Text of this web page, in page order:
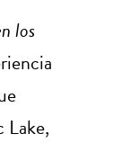
los
Lake,